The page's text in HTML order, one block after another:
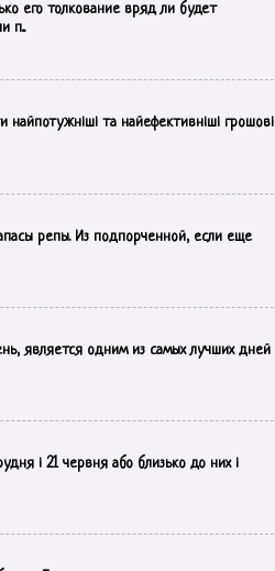
его толкование вряд ли будет
п...
найпотужніші та найефективніші грошові
репы. Из подпорченной, если еще
является одним из самых лучших дней
і 21 червня або близько до них і